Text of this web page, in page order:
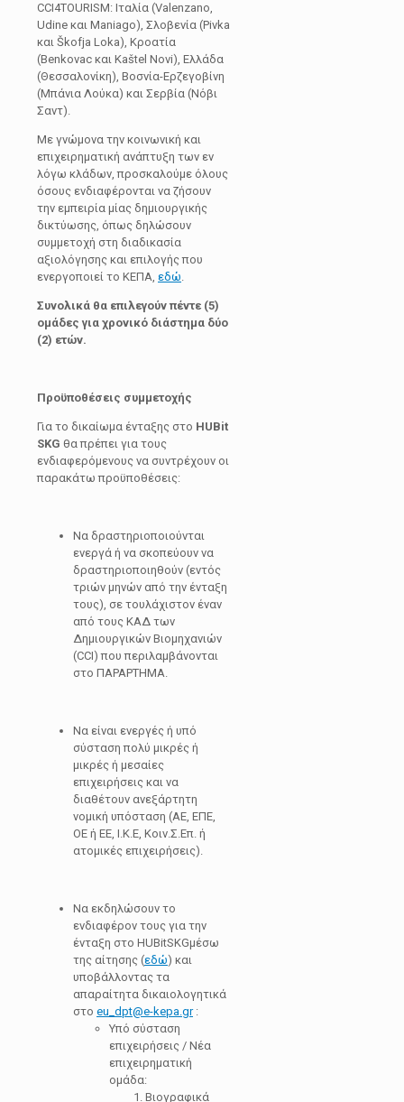
CCI4TOURISM: Ιταλία (Valenzano,
Udine και Maniago), Σλοβενία (Pivka
και Škofja Loka), Κροατία
(Benkovac και Kaštel Novi), Ελλάδα
(Θεσσαλονίκη), Βοσνία-Ερζεγοβίνη
(Μπάνια Λούκα) και Σερβία (Νόβι
Σαντ).
Με γνώμονα την κοινωνική και
επιχειρηματική ανάπτυξη των εν
λόγω κλάδων, προσκαλούμε όλους
όσους ενδιαφέρονται να ζήσουν
την εμπειρία μίας δημιουργικής
δικτύωσης, όπως δηλώσουν
συμμετοχή στη διαδικασία
αξιολόγησης και επιλογής που
ενεργοποιεί το ΚΕΠΑ, εδώ.
Συνολικά θα επιλεγούν πέντε (5)
ομάδες για χρονικό διάστημα δύο
(2) ετών.
Προϋποθέσεις συμμετοχής
Για το δικαίωμα ένταξης στο HUBit
SKG θα πρέπει για τους
ενδιαφερόμενους να συντρέχουν οι
παρακάτω προϋποθέσεις:
Να δραστηριοποιούνται
ενεργά ή να σκοπεύουν να
δραστηριοποιηθούν (εντός
τριών μηνών από την ένταξη
τους), σε τουλάχιστον έναν
από τους ΚΑΔ των
Δημιουργικών Βιομηχανιών
(CCI) που περιλαμβάνονται
στο ΠΑΡΑΡΤΗΜΑ.
Να είναι ενεργές ή υπό
σύσταση πολύ μικρές ή
μικρές ή μεσαίες
επιχειρήσεις και να
διαθέτουν ανεξάρτητη
νομική υπόσταση (ΑΕ, ΕΠΕ,
ΟΕ ή ΕΕ, Ι.Κ.Ε, Κοιν.Σ.Επ. ή
ατομικές επιχειρήσεις).
Να εκδηλώσουν το
ενδιαφέρον τους για την
ένταξη στο HUBitSKGμέσω
της αίτησης (εδώ) και
υποβάλλοντας τα
απαραίτητα δικαιολογητικά
στο eu_dpt@e-kepa.gr:
Υπό σύσταση
επιχειρήσεις / Νέα
επιχειρηματική
ομάδα:
Βιογραφικά